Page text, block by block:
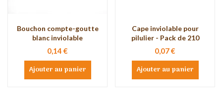
Bouchon compte-goutte
blanc inviolable
0,14 €
Ajouter au panier
Cape inviolable pour
pilulier - Pack de 210
0,07 €
Ajouter au panier